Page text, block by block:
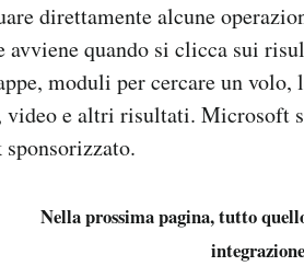
direttamente alcune
avviene quando si clicca sui
moduli per cercare un
e altri risultati. Microsoft
Nella prossima pagina, tutto